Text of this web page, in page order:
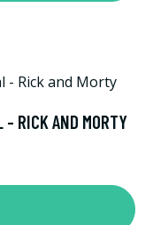
- RICK AND MORTY